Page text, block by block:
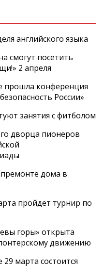
английского языка
смогут посетить
2 апреля
прошла конференция
России»
занятия с фитболом
дворца пионеров
дома в
пройдет турнир по
горы» открыта
движению
марта состоится